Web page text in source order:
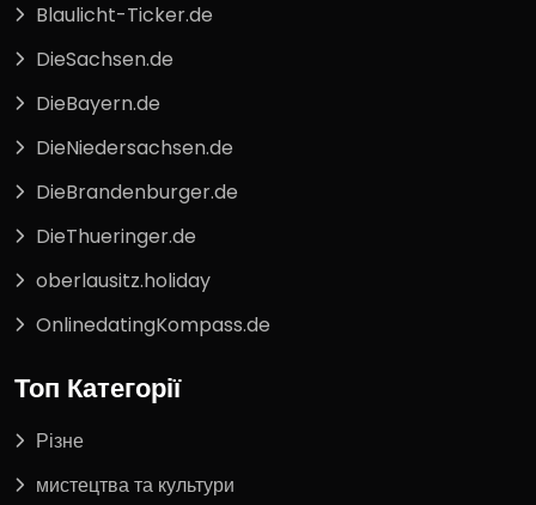
Blaulicht-Ticker.de
DieSachsen.de
DieBayern.de
DieNiedersachsen.de
DieBrandenburger.de
DieThueringer.de
oberlausitz.holiday
OnlinedatingKompass.de
Топ Категорії
Різне
мистецтва та культури